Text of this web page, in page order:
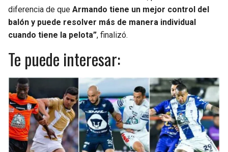
diferencia de que Armando tiene un mejor control del
balón y puede resolver más de manera individual
cuando tiene la pelota”, finalizó.
Te puede interesar: